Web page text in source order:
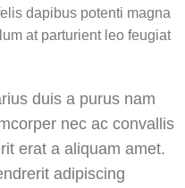
dapibus potenti magna
at parturient leo feugiat
duis a purus nam
nec ac convallis
erat a aliquam amet.
adipiscing